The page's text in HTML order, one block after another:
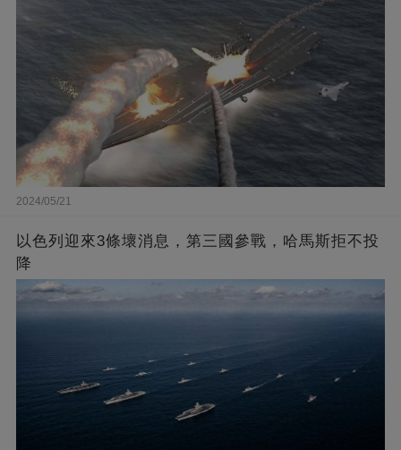
2024/05/21
以色列迎來3條壞消息，第三國參戰，哈馬斯拒不投
降